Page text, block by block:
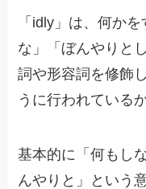
「idly」は、何か
な」「ぼんやりと
詞や形容詞を修飾
うに行われている
基本的に「何もし
んやりと」という